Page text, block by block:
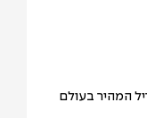
בעולם